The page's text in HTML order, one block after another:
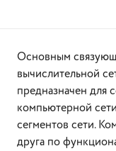
Основным
вычислительной
предназначен для
компьютерной
сегментов сети.
друга по